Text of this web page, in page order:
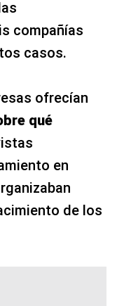
compañías
casos.
ofrecían
qué
en
de los